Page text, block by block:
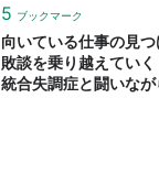
5 ブックマーク
向いている仕事の見
敗談を乗り越えてい
統合失調症と闘いな